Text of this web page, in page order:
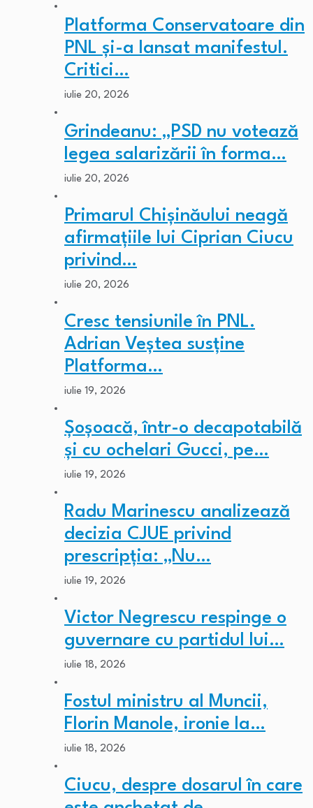
Platforma Conservatoare din
PNL și-a lansat manifestul.
Critici…
iulie 20, 2026
Grindeanu: „PSD nu votează
legea salarizării în forma…
iulie 20, 2026
Primarul Chişinăului neagă
afirmaţiile lui Ciprian Ciucu
privind…
iulie 20, 2026
Cresc tensiunile în PNL.
Adrian Veștea susține
Platforma…
iulie 19, 2026
Șoșoacă, într-o decapotabilă
și cu ochelari Gucci, pe…
iulie 19, 2026
Radu Marinescu analizează
decizia CJUE privind
prescripția: „Nu…
iulie 19, 2026
Victor Negrescu respinge o
guvernare cu partidul lui…
iulie 18, 2026
Fostul ministru al Muncii,
Florin Manole, ironie la…
iulie 18, 2026
Ciucu, despre dosarul în care